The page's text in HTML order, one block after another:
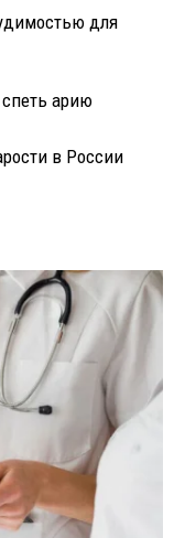
для
арию
в России